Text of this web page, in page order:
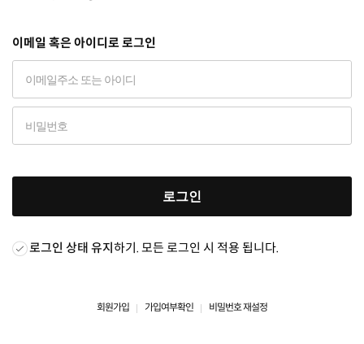
이메일 혹은 아이디로 로그인
로그인
로그인 상태 유지하기. 모든 로그인 시 적용 됩니다.
회원가입 가입여부확인 비밀번호 재설정